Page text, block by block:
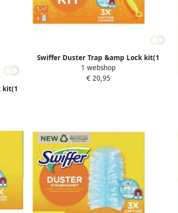
kit(1
Swiffer Duster Trap &amp Lock kit(1
Handvat + 3 Navullingen )
1 webshop
€ 20,95